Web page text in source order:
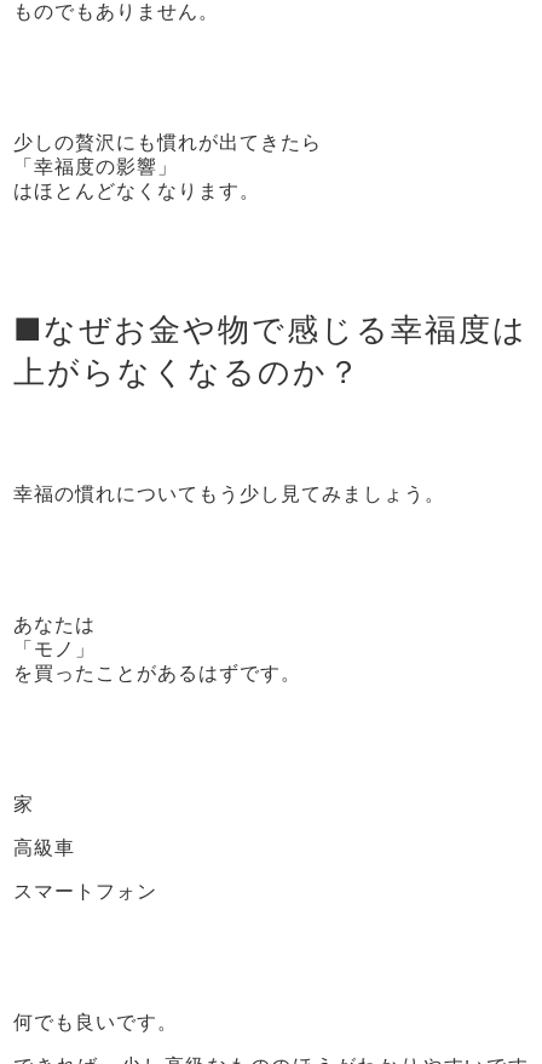
ものでもありません。
少しの贅沢にも慣れが出てきたら
「幸福度の影響」
はほとんどなくなります。
■なぜお金や物で感じる幸福度は
上がらなくなるのか？
幸福の慣れについてもう少し見てみましょう。
あなたは
「モノ」
を買ったことがあるはずです。
家
高級車
スマートフォン
何でも良いです。